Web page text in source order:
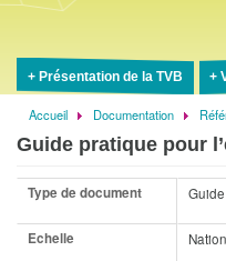
Présentation de la TVB
Fil
d'Ariane
Accueil Documentation
Guide pratique pour
Type de document Guide
Echelle